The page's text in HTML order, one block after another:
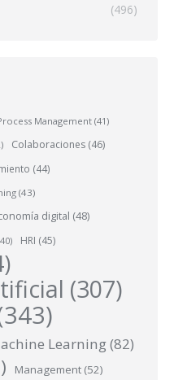
(496)
Management(41)
Colaboraciones (46)
(44)
(43)
digital (48)
HRI (45)
(307)
Learning(82)
Management (52)